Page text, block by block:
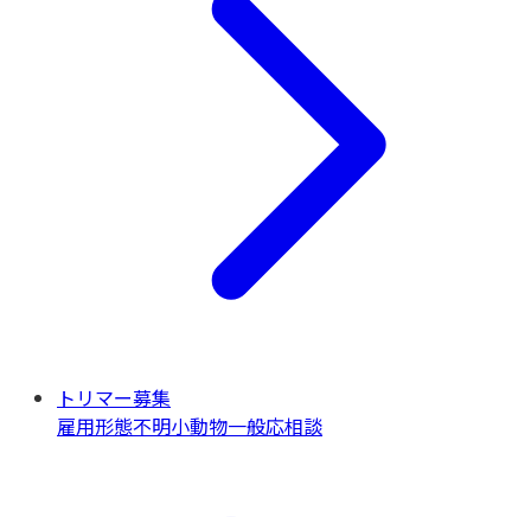
トリマー募集
雇用形態不明小動物一般応相談